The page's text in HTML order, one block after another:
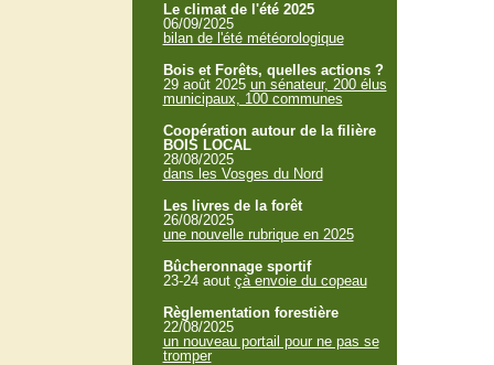
Le climat de l'été 2025
06/09/2025
bilan de l'été météorologique
Bois et Forêts, quelles actions ?
29 août 2025 un sénateur, 200 élus
municipaux, 100 communes
Coopération autour de la filière
BOIS LOCAL
28/08/2025
dans les Vosges du Nord
Les livres de la forêt
26/08/2025
une nouvelle rubrique en 2025
Bûcheronnage sportif
23-24 aout çà envoie du copeau
Règlementation forestière
22/08/2025
un nouveau portail pour ne pas se
tromper